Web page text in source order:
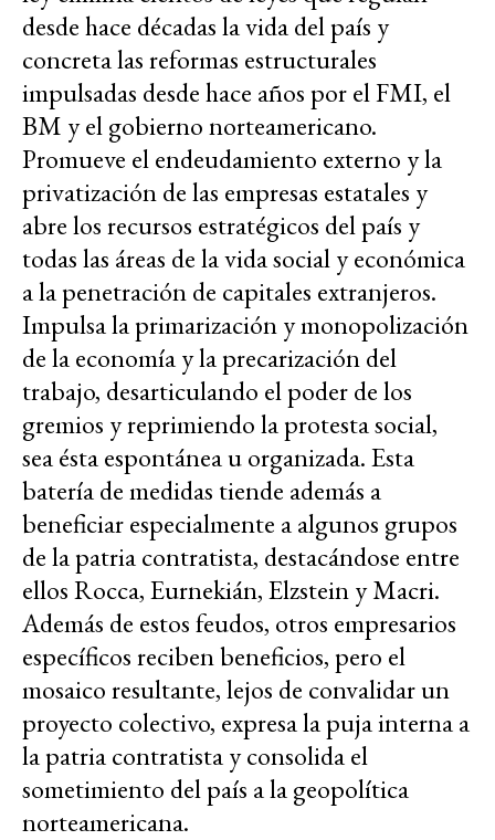
desde hace décadas la vida del país y
concreta las reformas estructurales
impulsadas desde hace años por el FMI, el
BM y el gobierno norteamericano.
Promueve el endeudamiento externo y la
privatización de las empresas estatales y
abre los recursos estratégicos del país y
todas las áreas de la vida social y económica
a la penetración de capitales extranjeros.
Impulsa la primarización y monopolización
de la economía y la precarización del
trabajo, desarticulando el poder de los
gremios y reprimiendo la protesta social,
sea ésta espontánea u organizada. Esta
batería de medidas tiende además a
beneficiar especialmente a algunos grupos
de la patria contratista, destacándose entre
ellos Rocca, Eurnekián, Elzstein y Macri.
Además de estos feudos, otros empresarios
específicos reciben beneficios, pero el
mosaico resultante, lejos de convalidar un
proyecto colectivo, expresa la puja interna a
la patria contratista y consolida el
sometimiento del país a la geopolítica
norteamericana.